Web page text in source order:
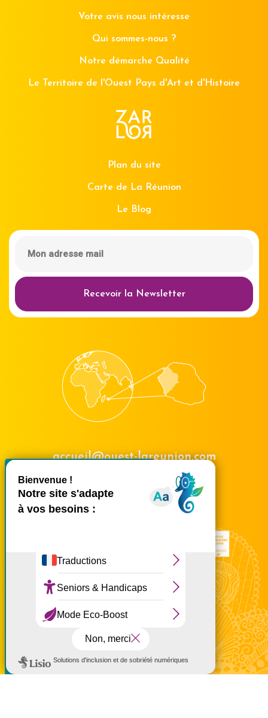
Tout accepter
Tout refuser
Masquer le
à partir de 15 €
Votre avis nous intéresse
Qui sommes-nous ?
Notre démarche Qualité
Le Territoire de l'Ouest Pays d'Art et d'Histoire
Plan du site
Carte de La Réunion
Le Blog
Recevoir la Newsletter
accueil@ouest-lareunion.com
02 62 42 31 31
Nous rencontrer